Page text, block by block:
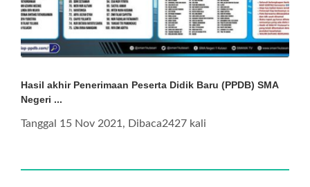
Hasil akhir Penerimaan Peserta Didik Baru (PPDB) SMA
Negeri ...
Tanggal 15 Nov 2021, Dibaca2427 kali